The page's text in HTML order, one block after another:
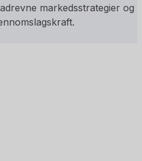
markedsstrategier og